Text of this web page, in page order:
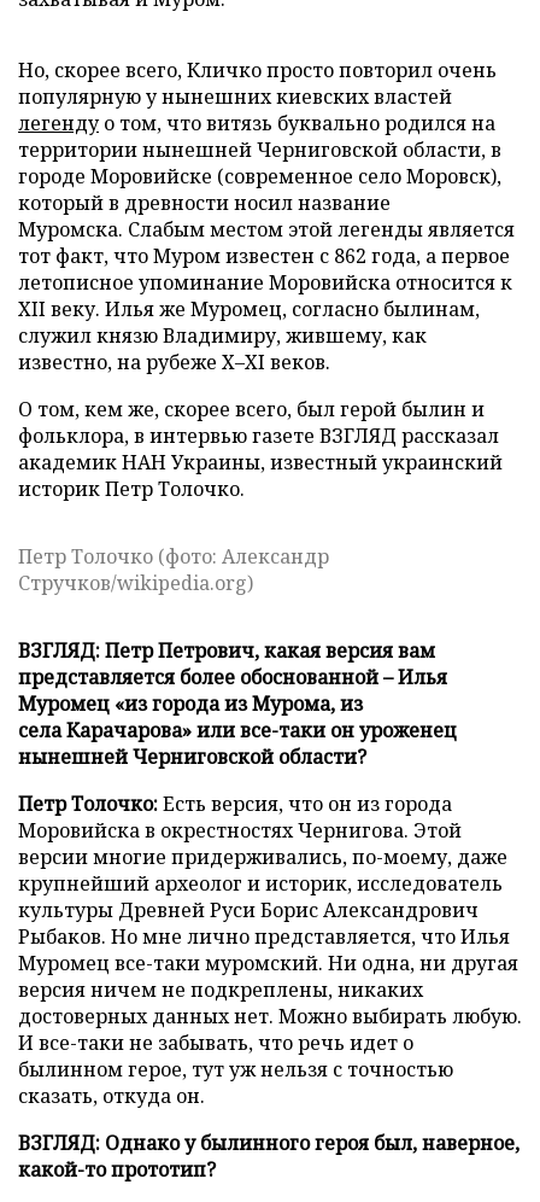
Но, скорее всего, Кличко просто повторил очень
популярную у нынешних киевских властей
легендуо том, что витязь буквально родился на
территории нынешней Черниговской области, в
городе Моровийске (современное село Моровск),
который в древности носил название
Муромска. Слабым местом этой легенды является
тот факт, что Муром известен с 862 года, а первое
летописное упоминание Моровийска относится к
XII веку. Илья же Муромец, согласно былинам,
служил князю Владимиру, жившему, как
известно, на рубеже X–XI веков.
О том, кем же, скорее всего, был герой былин и
фольклора, в интервью газете ВЗГЛЯД рассказал
академик НАН Украины, известный украинский
историк Петр Толочко.
Петр Толочко (фото: Александр
Стручков/wikipedia.org)
ВЗГЛЯД: Петр Петрович, какая версия вам
представляется более обоснованной – Илья
Муромец «из города из Мурома, из
села Карачарова» или все-таки он уроженец
нынешней Черниговской области?
Петр Толочко:Есть версия, что он из города
Моровийска в окрестностях Чернигова. Этой
версии многие придерживались, по-моему, даже
крупнейший археолог и историк, исследователь
культуры Древней Руси Борис Александрович
Рыбаков. Но мне лично представляется, что Илья
Муромец все-таки муромский. Ни одна, ни другая
версия ничем не подкреплены, никаких
достоверных данных нет. Можно выбирать любую.
И все-таки не забывать, что речь идет о
былинном герое, тут уж нельзя с точностью
сказать, откуда он.
ВЗГЛЯД: Однако у былинного героя был, наверное,
какой-то прототип?